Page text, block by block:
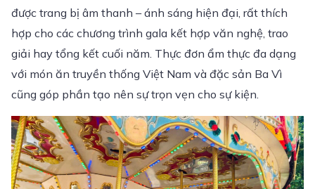
được trang bị âm thanh – ánh sáng hiện đại, rất thích
hợp cho các chương trình gala kết hợp văn nghệ, trao
giải hay tổng kết cuối năm. Thực đơn ẩm thực đa dạng
với món ăn truyền thống Việt Nam và đặc sản Ba Vì
cũng góp phần tạo nên sự trọn vẹn cho sự kiện.